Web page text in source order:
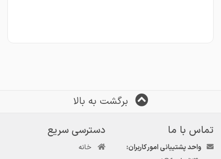
برگشت به بالا
تماس با ما
واحد پشتیبانی امور کاربران:
دسترسی سریع
خانه